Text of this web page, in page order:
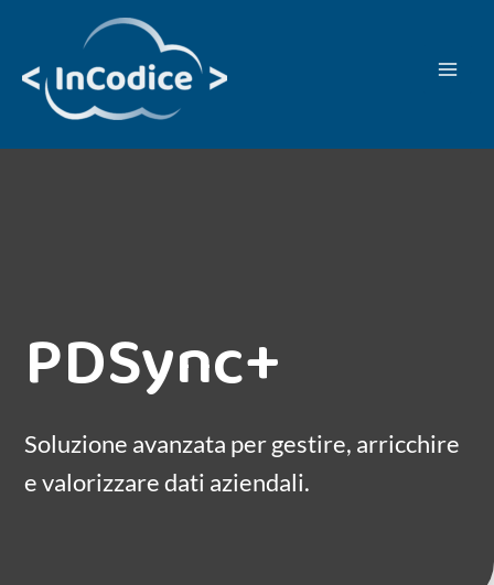
contenuto
PDSync+
Soluzione avanzata per gestire, arricchire
e valorizzare dati aziendali.